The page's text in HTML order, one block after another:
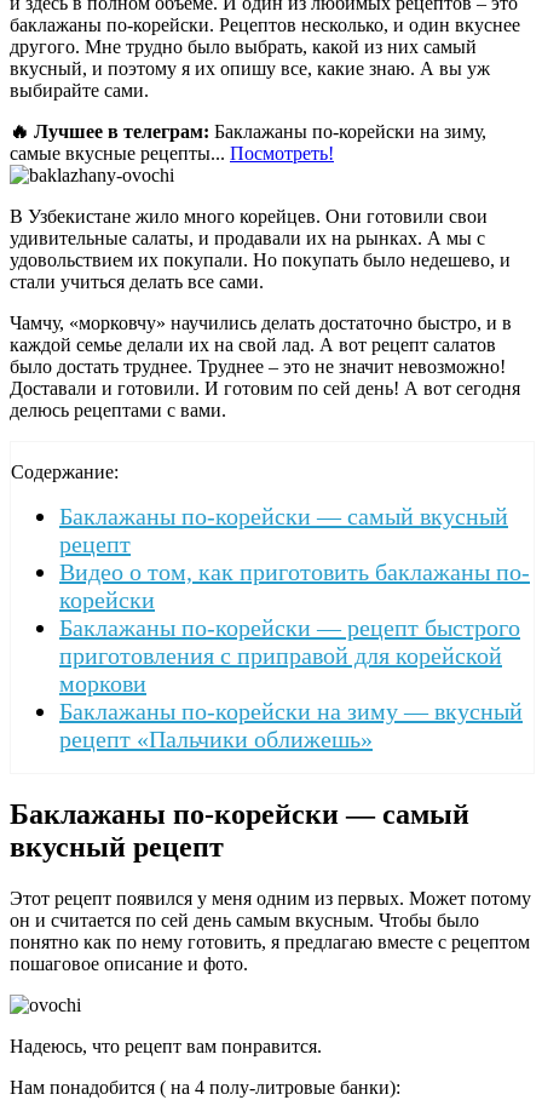
баклажаны по-корейски. Рецептов несколько, и один вкуснее
другого. Мне трудно было выбрать, какой из них самый
вкусный, и поэтому я их опишу все, какие знаю. А вы уж
выбирайте сами.
🔥 Лучшее в телеграм: Баклажаны по-корейски на зиму,
самые вкусные рецепты... Посмотреть!
В Узбекистане жило много корейцев. Они готовили свои
удивительные салаты, и продавали их на рынках. А мы с
удовольствием их покупали. Но покупать было недешево, и
стали учиться делать все сами.
Чамчу, «морковчу» научились делать достаточно быстро, и в
каждой семье делали их на свой лад. А вот рецепт салатов
было достать труднее. Труднее – это не значит невозможно!
Доставали и готовили. И готовим по сей день! А вот сегодня
делюсь рецептами с вами.
Содержание:
Баклажаны по-корейски — самый вкусный
рецепт
Видео о том, как приготовить баклажаны по-
корейски
Баклажаны по-корейски — рецепт быстрого
приготовления с приправой для корейской
моркови
Баклажаны по-корейски на зиму — вкусный
рецепт «Пальчики оближешь»
Баклажаны по-корейски — самый
вкусный рецепт
Этот рецепт появился у меня одним из первых. Может потому
он и считается по сей день самым вкусным. Чтобы было
понятно как по нему готовить, я предлагаю вместе с рецептом
пошаговое описание и фото.
Надеюсь, что рецепт вам понравится.
Нам понадобится ( на 4 полу-литровые банки):